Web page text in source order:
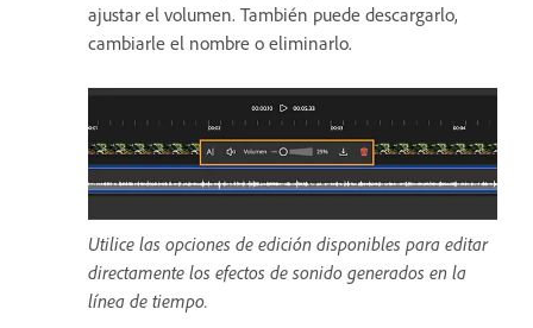
ajustar el volumen. También puede descargarlo,
cambiarle el nombre o eliminarlo.
Utilice las opciones de edición disponibles para editar
directamente los efectos de sonido generados en la
línea de tiempo.